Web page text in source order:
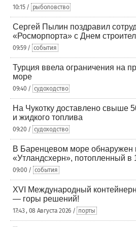
10:15 / рыболовство
Сергей Пылин поздравил
«Росморпорта» с Днем
09:59 / события
Турция ввела ограничения на
море
09:40 / судоходство
На Чукотку доставлено свыше
и жидкого топлива
09:20 / судоходство
В Баренцевом море обнаружен
«Утландсхерн», потопленный в
09:00 / события
XVI Международный
— горы решений!
17:43 , 08 Августа 2026 / порты